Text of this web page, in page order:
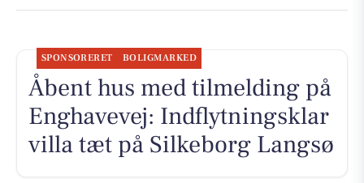
SPONSORERET BOLIGMARKED
Åbent hus med tilmelding på
Enghavevej: Indflytningsklar
villa tæt på Silkeborg Langsø